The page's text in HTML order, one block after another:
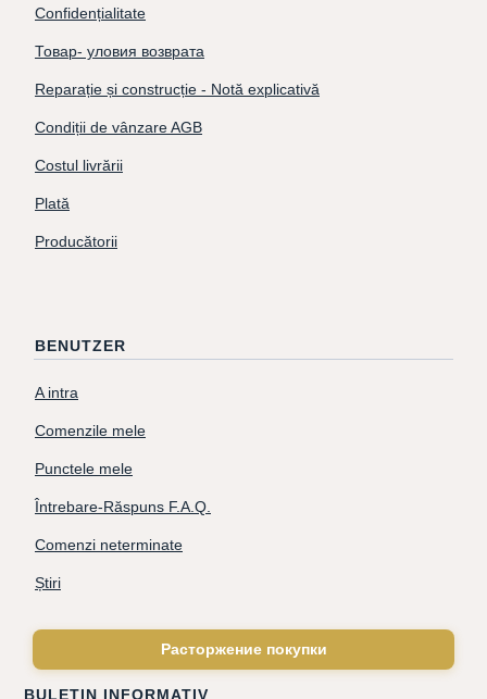
Confidențialitate
Товар- уловия возврата
Reparație și construcție - Notă explicativă
Condiții de vânzare AGB
Costul livrării
Plată
Producătorii
BENUTZER
A intra
Comenzile mele
Punctele mele
Întrebare-Răspuns F.A.Q.
Comenzi neterminate
Știri
Расторжение покупки
BULETIN INFORMATIV